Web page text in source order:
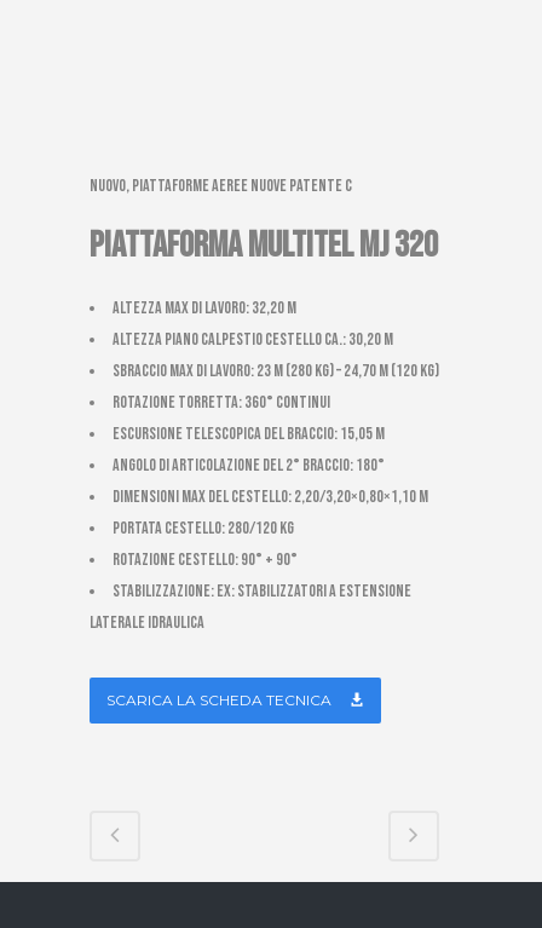
Nuovo, Piattaforme aeree nuove patente C
PIATTAFORMA MULTITEL MJ 320
Altezza max di lavoro: 32,20 m
Altezza piano calpestio cestello ca.: 30,20 m
Sbraccio max di lavoro: 23 m (280 kg) – 24,70 m (120 kg)
Rotazione torretta: 360° continui
Escursione telescopica del braccio: 15,05 m
Angolo di articolazione del 2° braccio: 180°
Dimensioni max del cestello: 2,20/3,20×0,80×1,10 m
Portata cestello: 280/120 kg
Rotazione cestello: 90° + 90°
Stabilizzazione: EX: stabilizzatori a estensione
laterale idraulica
SCARICA LA SCHEDA TECNICA